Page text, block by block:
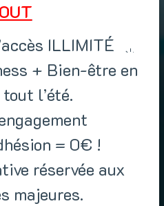
ILLIMITÉ
+ Bien-être en
l’été.
= 0€ !
réservée aux
majeures.